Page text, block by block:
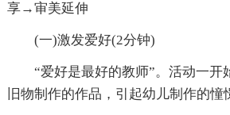
享→审美延伸
(一)激发爱好(2分钟)
“爱好是最好的教师”。活动一开
旧物制作的作品，引起幼儿制作的憧